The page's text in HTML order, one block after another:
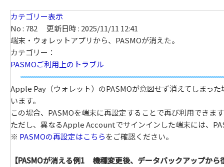
カテゴリー表示
No : 782
更新日時 : 2025/11/11 12:41
端末・ウォレットアプリから、PASMOが消えた。
カテゴリー：
PASMOご利用上のトラブル
Apple Pay（ウォレット）のPASMOが意図せず消えてしまっ
います。
この場合、PASMOを端末に再設定することで再び利用できま
ただし、異なるApple Accountでサインインした端末には、
※ PASMOの再設定はこちらをご確認ください。
【PASMOが消える例1 機種変更後、データバックアップから